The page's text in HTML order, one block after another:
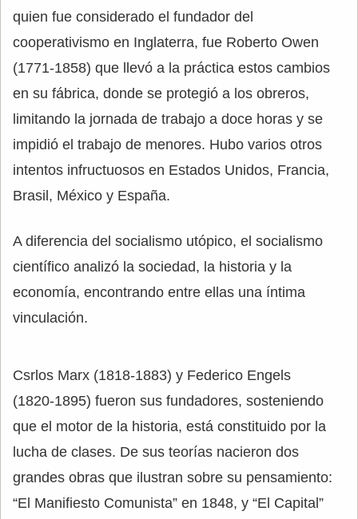
quien fue considerado el fundador del
cooperativismo en Inglaterra, fue Roberto Owen
(1771-1858) que llevó a la práctica estos cambios
en su fábrica, donde se protegió a los obreros,
limitando la jornada de trabajo a doce horas y se
impidió el trabajo de menores. Hubo varios otros
intentos infructuosos en Estados Unidos, Francia,
Brasil, México y España.
A diferencia del socialismo utópico, el socialismo
científico analizó la sociedad, la historia y la
economía, encontrando entre ellas una íntima
vinculación.
Csrlos Marx (1818-1883) y Federico Engels
(1820-1895) fueron sus fundadores, sosteniendo
que el motor de la historia, está constituido por la
lucha de clases. De sus teorías nacieron dos
grandes obras que ilustran sobre su pensamiento:
“El Manifiesto Comunista” en 1848, y “El Capital”